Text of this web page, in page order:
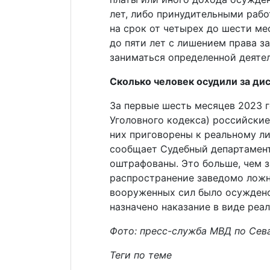
лет, либо принудительными
на срок от четырех до шести
до пяти лет с лишением права
заниматься определенной
Сколько человек осудили за
За первые шесть месяцев 2023
Уголовного кодекса)
них приговорены к реальному
сообщает Судебный
оштрафованы. Это больше, чем
распространение заведомо
вооруженных сил было
назначено наказание в виде
Фото: пресс-служба МВД по
Теги по теме